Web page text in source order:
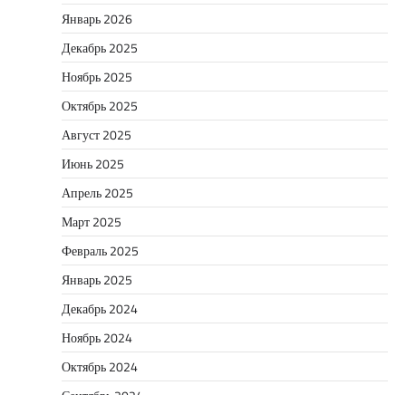
Январь 2026
Декабрь 2025
Ноябрь 2025
Октябрь 2025
Август 2025
Июнь 2025
Апрель 2025
Март 2025
Февраль 2025
Январь 2025
Декабрь 2024
Ноябрь 2024
Октябрь 2024